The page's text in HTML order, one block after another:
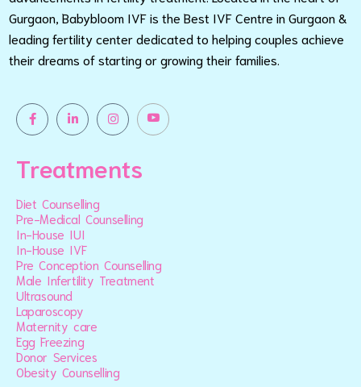
Gurgaon, Babybloom IVF is the Best IVF Centre in Gurgaon &
leading fertility center dedicated to helping couples achieve
their dreams of starting or growing their families.
Treatments
Diet Counselling
Pre-Medical Counselling
In-House IUI
In-House IVF
Pre Conception Counselling
Male Infertility Treatment
Ultrasound
Laparoscopy
Maternity care
Egg Freezing
Donor Services
Obesity Counselling